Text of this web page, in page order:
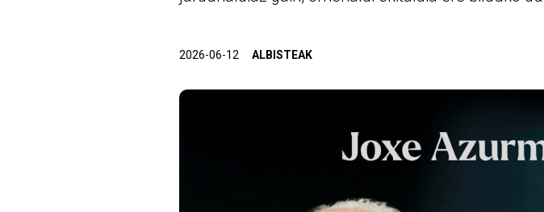
2026-06-12 ALBISTEAK